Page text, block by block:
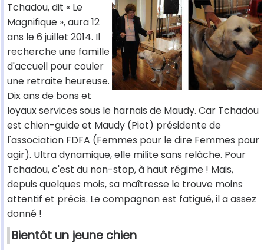
Tchadou, dit « Le
Magnifique », aura 12
ans le 6 juillet 2014. Il
recherche une famille
d'accueil pour couler
une retraite heureuse.
Dix ans de bons et
loyaux services sous le harnais de Maudy. Car Tchadou
est chien-guide et Maudy (Piot) présidente de
l'association FDFA (Femmes pour le dire Femmes pour
agir). Ultra dynamique, elle milite sans relâche. Pour
Tchadou, c'est du non-stop, à haut régime ! Mais,
depuis quelques mois, sa maîtresse le trouve moins
attentif et précis. Le compagnon est fatigué, il a assez
donné !
Bientôt un jeune chien